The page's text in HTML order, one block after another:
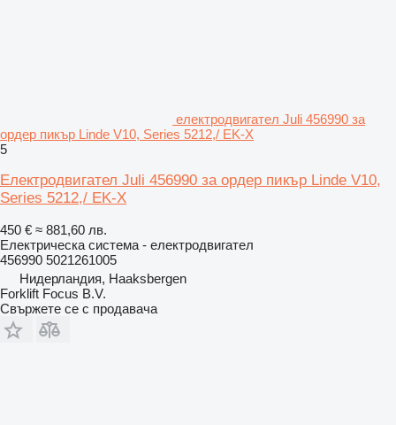
електродвигател Juli 456990 за
ордер пикър Linde V10, Series 5212,/ EK-X
5
Електродвигател Juli 456990 за ордер пикър Linde V10,
Series 5212,/ EK-X
450 € ≈ 881,60 лв.
Електрическа система - електродвигател
456990 5021261005
Нидерландия, Haaksbergen
Forklift Focus B.V.
Свържете се с продавача